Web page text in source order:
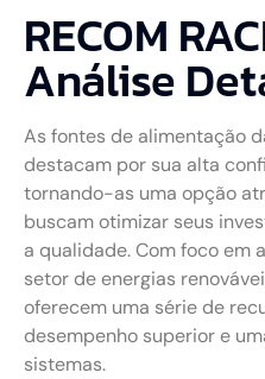
RECOM
Análise
As fontes de alimentação
destacam por sua alta
tornando-as uma opção
buscam otimizar seus
a qualidade. Com foco em
setor de energias
oferecem uma série de
desempenho superior e
sistemas.